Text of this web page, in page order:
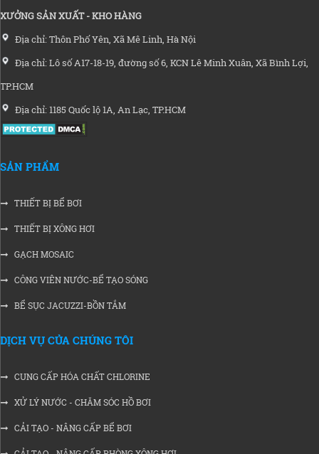
XƯỞNG SẢN XUẤT - KHO HÀNG
Địa chỉ: Thôn Phố Yên, Xã Mê Linh, Hà Nội
Địa chỉ: Lô số A17-18-19, đường số 6, KCN Lê Minh Xuân, Xã Bình Lợi,
TP.HCM
Địa chỉ: 1185 Quốc lộ 1A, An Lạc, TP.HCM
SẢN PHẨM
THIẾT BỊ BỂ BƠI
THIẾT BỊ XÔNG HƠI
GẠCH MOSAIC
CÔNG VIÊN NƯỚC-BỂ TẠO SÓNG
BỂ SỤC JACUZZI-BỒN TẮM
DỊCH VỤ CỦA CHÚNG TÔI
CUNG CẤP HÓA CHẤT CHLORINE
XỬ LÝ NƯỚC - CHĂM SÓC HỒ BƠI
CẢI TẠO - NÂNG CẤP BỂ BƠI